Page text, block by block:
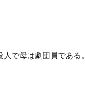
で母は劇団員である。